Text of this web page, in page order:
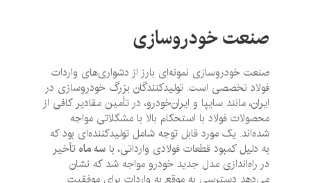
صنعت خودروسازی
صنعت خودروسازی نمونه‌ای بارز از دشواری‌های واردات
فولاد تخصصی است. تولیدکنندگان بزرگ خودروسازی در
ایران، مانند سایپا و ایران‌خودرو، در تأمین مقادیر کافی از
محصولات فولاد با استحکام بالا با مشکلاتی مواجه
شده‌اند. یک مورد قابل توجه شامل تولیدکننده‌ای بود که
به دلیل کمبود قطعات فولادی وارداتی، باسه ماه تأخیر
در راه‌اندازی مدل جدید خودرو مواجه شد که نشان
می‌دهد دسترسی به موقع به واردات برای موفقیت